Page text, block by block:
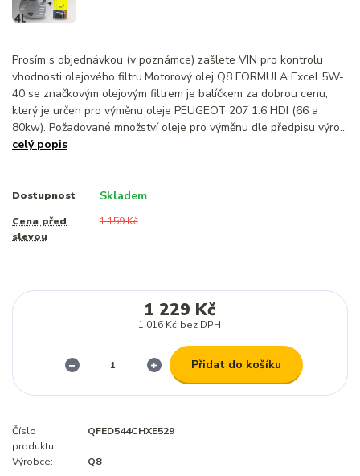
Prosím s objednávkou (v poznámce) zašlete VIN pro kontrolu
vhodnosti olejového filtru.Motorový olej Q8 FORMULA Excel 5W-
40 se značkovým olejovým filtrem je balíčkem za dobrou cenu,
který je určen pro výměnu oleje PEUGEOT 207 1.6 HDI (66 a
80kw). Požadované množství oleje pro výměnu dle předpisu výro...
celý popis
Dostupnost Skladem
Cena před
slevou
1 159 Kč
1 229 Kč
1 016 Kč bez DPH
Přidat do košíku
Číslo
produktu:
QFED544CHXE529
Výrobce: Q8